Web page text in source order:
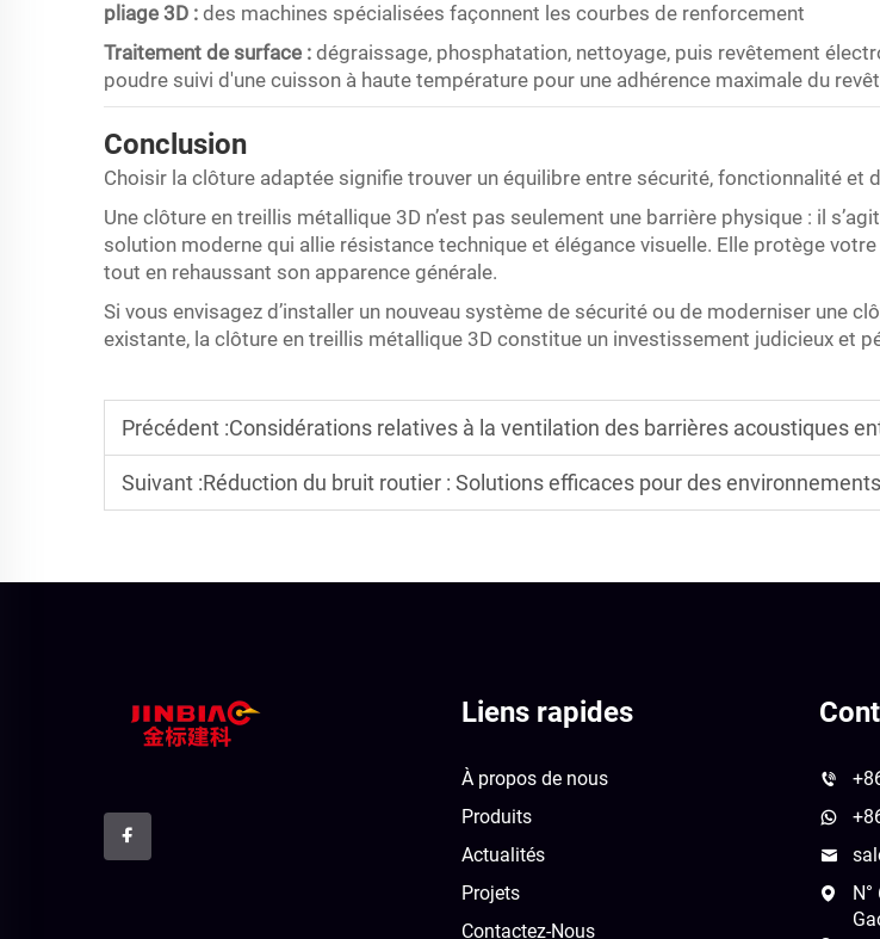
pliage 3D : des machines spécialisées façonnent les courbes de renforcement
Traitement de surface : dégraissage, phosphatation, nettoyage, puis revêtement
poudre suivi d'une cuisson à haute température pour une adhérence maximale du
Conclusion
Choisir la clôture adaptée signifie trouver un équilibre entre sécurité, fonctionnalité et
Une clôture en treillis métallique 3D n’est pas seulement une barrière physique : il s’agit
solution moderne qui allie résistance technique et élégance visuelle. Elle protège
tout en rehaussant son apparence générale.
Si vous envisagez d’installer un nouveau système de sécurité ou de moderniser une
existante, la clôture en treillis métallique 3D constitue un investissement judicieux et
Précédent :Considérations relatives à la ventilation des barrières acoustiques
Suivant :Réduction du bruit routier : Solutions efficaces pour des environnements plus silencieux
Liens rapides
À propos de nous
Produits
Actualités
Projets
Contactez-Nous